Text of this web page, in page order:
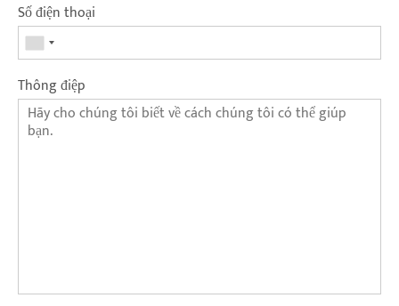
Số điện thoại
Thông điệp